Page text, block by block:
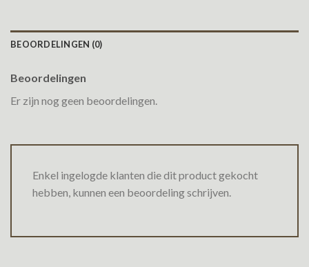
BEOORDELINGEN (0)
Beoordelingen
Er zijn nog geen beoordelingen.
Enkel ingelogde klanten die dit product gekocht
hebben, kunnen een beoordeling schrijven.